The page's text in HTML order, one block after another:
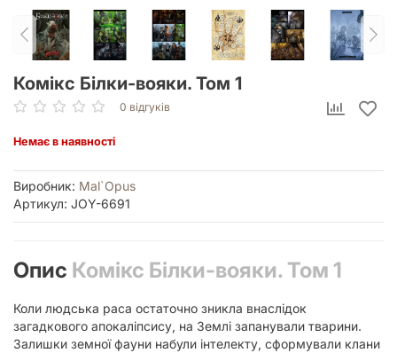
Комікс Білки-вояки. Том 1
0 відгуків
Немає в наявності
Виробник: Mal`Opus
Артикул: JOY-6691
Опис Комікс Білки-вояки. Том 1
Коли людська раса остаточно зникла внаслідок
загадкового апокаліпсису, на Землі запанували тварини.
Залишки земної фауни набули інтелекту, сформували клани